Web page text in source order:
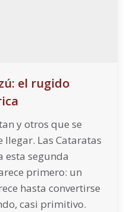
el rugido
y otros que se
llegar. Las Cataratas
esta segunda
primero: un
hasta convertirse
casi primitivo.